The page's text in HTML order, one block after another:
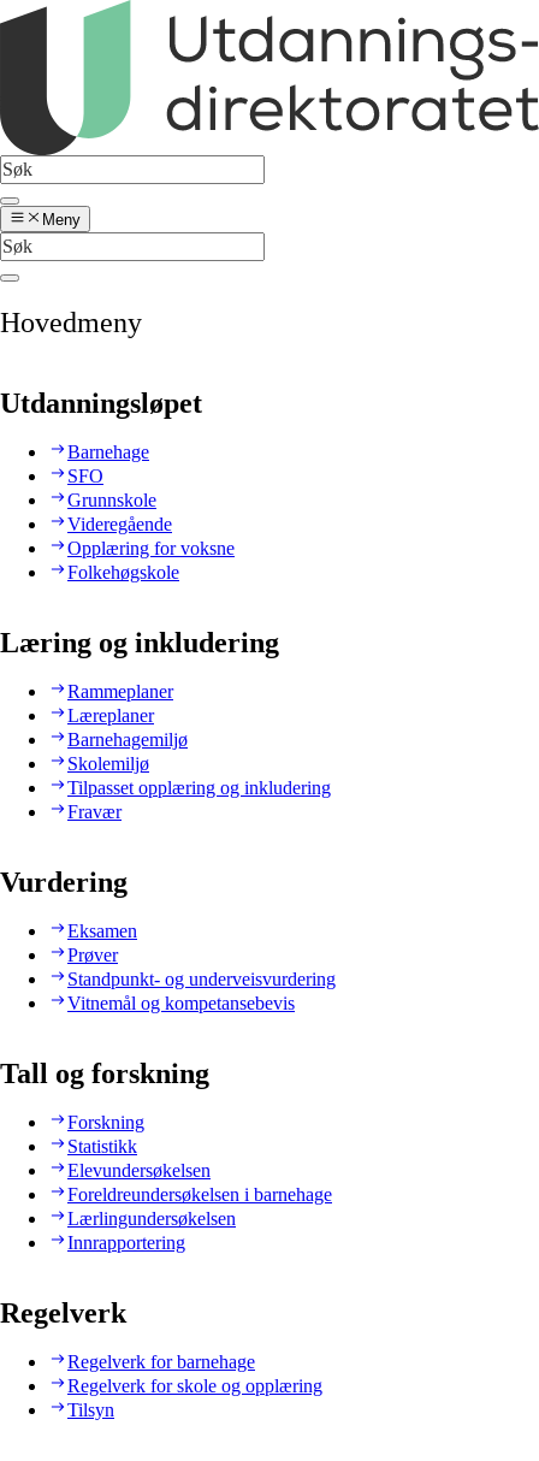
Meny
Hovedmeny
Utdanningsløpet
Barnehage
SFO
Grunnskole
Videregående
Opplæring for voksne
Folkehøgskole
Læring og inkludering
Rammeplaner
Læreplaner
Barnehagemiljø
Skolemiljø
Tilpasset opplæring og inkludering
Fravær
Vurdering
Eksamen
Prøver
Standpunkt- og underveisvurdering
Vitnemål og kompetansebevis
Tall og forskning
Forskning
Statistikk
Elevundersøkelsen
Foreldreundersøkelsen i barnehage
Lærlingundersøkelsen
Innrapportering
Regelverk
Regelverk for barnehage
Regelverk for skole og opplæring
Tilsyn